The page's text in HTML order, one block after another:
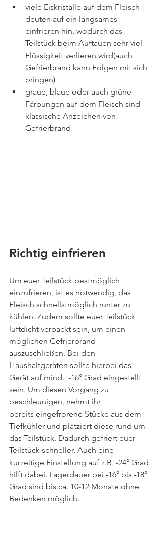
viele Eiskristalle auf dem Fleisch
deuten auf ein langsames
einfrieren hin, wodurch das
Teilstück beim Auftauen sehr viel
Flüssigkeit verlieren wird(auch
Gefrierbrand kann Folgen mit sich
bringen)
graue, blaue oder auch grüne
Färbungen auf dem Fleisch sind
klassische Anzeichen von
Gefrierbrand
Richtig einfrieren
Um euer Teilstück bestmöglich
einzufrieren, ist es notwendig, das
Fleisch schnellstmöglich runter zu
kühlen. Zudem sollte euer Teilstück
luftdicht verpackt sein, um einen
möglichen Gefrierbrand
auszuschließen. Bei den
Haushaltgeräten sollte hierbei das
Gerät auf mind.  -16° Grad eingestellt
sein. Um diesen Vorgang zu
beschleunigen, nehmt ihr
bereits eingefrorene Stücke aus dem
Tiefkühler und platziert diese rund um
das Teilstück. Dadurch gefriert euer
Teilstück schneller. Auch eine
kurzeitige Einstellung auf z.B. -24° Grad
hilft dabei. Lagerdauer bei -16° bis -18°
Grad sind bis ca. 10-12 Monate ohne
Bedenken möglich.